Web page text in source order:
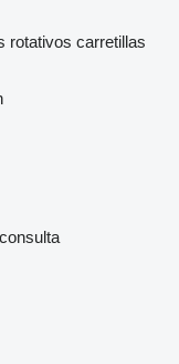
rotativos carretillas